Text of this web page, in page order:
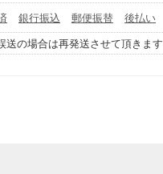
銀行振込 郵便振替
後払い
の場合は再発送させて頂きます